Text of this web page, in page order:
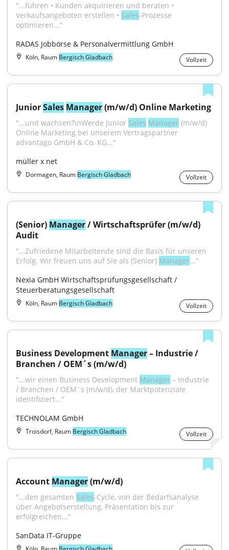
"...führen • Kunden akquirieren und beraten •
Verkaufsangeboten erstellen • Sales-Prozesse
optimieren..."
RADAS Jobbörse & Personalvermittlung GmbH
Köln, Raum Bergisch Gladbach Vollzeit
Junior Sales Manager (m/w/d) Online Marketing
"...und wachsen?\nWerde Junior Sales Manager (m/w/d)
Online Marketing bei unserem Vertragspartner
advantago GmbH & Co. KG..."
müller x net
Dormagen, Raum Bergisch Gladbach Vollzeit
(Senior) Manager / Wirtschaftsprüfer (m/w/d)
Audit
"...Zufriedene Mitarbeitende sind die Basis für unseren
Erfolg. Wir freuen uns auf Sie als (Senior) Manager..."
Nexia GmbH Wirtschaftsprüfungsgesellschaft /
Steuerberatungsgesellschaft
Köln, Raum Bergisch Gladbach Vollzeit
Business Development Manager – Industrie /
Branchen / OEM´s (m/w/d)
"...wir einen Business Development Manager – Industrie
/ Branchen / OEM´s (m/w/d), der Marktpotenziale
identifiziert..."
TECHNOLAM GmbH
Troisdorf, Raum Bergisch Gladbach Vollzeit
Account Manager (m/w/d)
"...den gesamten Sales-Cycle, von der Bedarfsanalyse
über Angebotserstellung, Präsentation bis zur
erfolgreichen..."
SanData IT-Gruppe